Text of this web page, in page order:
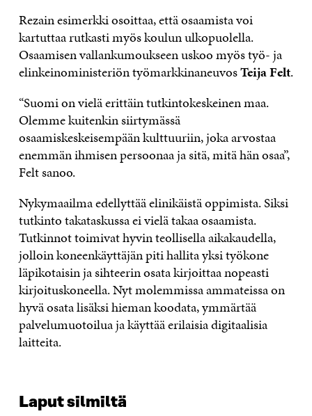
Rezain esimerkki osoittaa, että osaamista voi
kartuttaa rutkasti myös koulun ulkopuolella.
Osaamisen vallankumoukseen uskoo myös työ-­ ja
elinkeinoministeriön työmarkkinaneuvosTeija Felt.
“Suomi on vielä erittäin tutkintokeskeinen maa.
Olemme kuitenkin siirtymässä
osaamiskeskeisempään kulttuuriin, joka arvostaa
enemmän ihmisen persoonaa ja sitä, mitä hän osaa”,
Felt sanoo.
Nykymaailma edellyttää elinikäistä oppimista. Siksi
tutkinto takataskussa ei vielä takaa osaamista.
Tutkinnot toimivat hyvin teollisella aikakaudella,
jolloin koneenkäyttäjän piti hallita yksi työkone
läpikotaisin ja sihteerin osata kirjoittaa nopeasti
kirjoituskoneella. Nyt molemmissa ammateissa on
hyvä osata lisäksi hieman koodata, ymmärtää
palvelumuotoilua ja käyttää erilaisia digitaalisia
laitteita.
Laput silmiltä